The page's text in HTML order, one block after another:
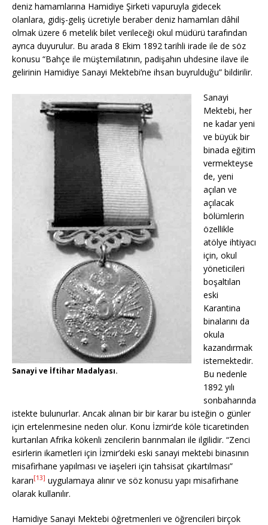
deniz hamamlarına Hamidiye Şirketi vapuruyla gidecek
olanlara, gidiş-geliş ücretiyle beraber deniz hamamları dâhil
olmak üzere 6 metelik bilet verileceği okul müdürü tarafından
ayrıca duyurulur. Bu arada 8 Ekim 1892 tarihli irade ile de söz
konusu “Bahçe ile müştemilatının, padişahın uhdesine ilave ile
gelirinin Hamidiye Sanayi Mektebi’ne ihsan buyrulduğu” bildirilir.
Sanayi ve İftihar Madalyası.
Sanayi
Mektebi, her
ne kadar yeni
ve büyük bir
binada eğitim
vermekteyse
de, yeni
açılan ve
açılacak
bölümlerin
özellikle
atölye ihtiyacı
için, okul
yöneticileri
boşaltılan
eski
Karantina
binalarını da
okula
kazandırmak
istemektedir.
Bu nedenle
1892 yılı
sonbaharında
istekte bulunurlar. Ancak alınan bir bir karar bu isteğin o günler
için ertelenmesine neden olur. Konu İzmir’de köle ticaretinden
kurtarılan Afrika kökenli zencilerin barınmaları ile ilgilidir. “Zenci
esirlerin ikametleri için İzmir’deki eski sanayi mektebi binasının
misafirhane yapılması ve iaşeleri için tahsisat çıkartılması”
kararı[13] uygulamaya alınır ve söz konusu yapı misafirhane
olarak kullanılır.
Hamidiye Sanayi Mektebi öğretmenleri ve öğrencileri birçok